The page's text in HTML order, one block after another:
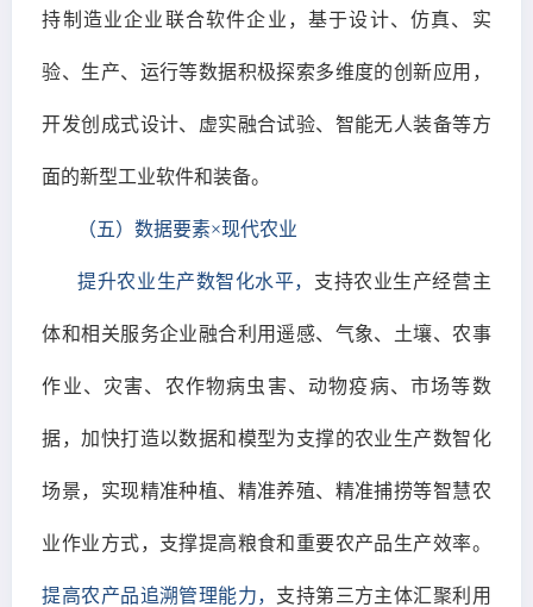
持制造业企业联合软件企业，基于设计、仿真、实
验、生产、运行等数据积极探索多维度的创新应用，
开发创成式设计、虚实融合试验、智能无人装备等方
面的新型工业软件和装备。
（五）数据要素×现代农业
提升农业生产数智化水平， 支持农业生产经营主
体和相关服务企业融合利用遥感、气象、土壤、农事
作业、灾害、农作物病虫害、动物疫病、市场等数
据，加快打造以数据和模型为支撑的农业生产数智化
场景，实现精准种植、精准养殖、精准捕捞等智慧农
业作业方式，支撑提高粮食和重要农产品生产效率。
提高农产品追溯管理能力， 支持第三方主体汇聚利用